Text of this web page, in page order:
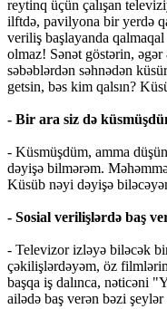
reytinq üçün çalışan
ilftdə, pavilyona bir yerdə
veriliş başlayanda
olmaz! Sənət göstərin,
səbəblərdən səhnədən
getsin, bəs kim qalsın?
- Bir ara siz də
- Küsmüşdüm, amma
dəyişə bilmərəm.
Küsüb nəyi dəyişə
- Sosial verilişlərdə baş
- Televizor izləyə biləcək
çəkilişlərdəyəm, öz
başqa iş dalınca, nəticəni
ailədə baş verən bəzi şeylər